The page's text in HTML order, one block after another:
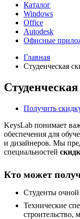
Каталог
Windows
Office
Autodesk
Офисные
Главная
Студенческая
Получить
KeysLab понимает
обеспечения для
и дизайнеров. Мы
специальностей
Кто может
Студенты
Технические
строительство,